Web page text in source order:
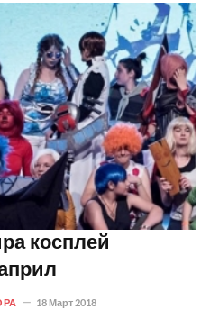
косплей
18 Март 2018